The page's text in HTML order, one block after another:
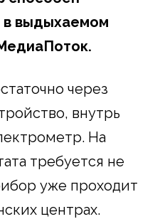
в выдыхаемом
через
внутрь
На
требуется не
уже проходит
центрах.